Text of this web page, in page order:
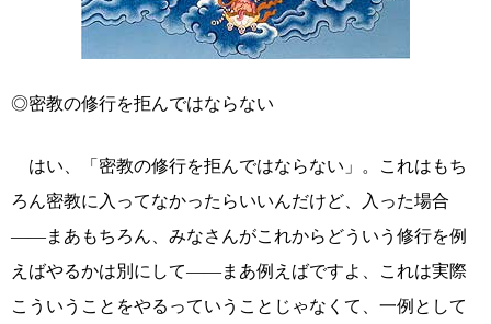
◎密教の修行を拒んではならない
はい、「密教の修行を拒んではならない」。これはもち
ろん密教に入ってなかったらいいんだけど、入った場合
――まあもちろん、みなさんがこれからどういう修行を例
えばやるかは別にして――まあ例えばですよ、これは実際
こういうことをやるっていうことじゃなくて、一例として